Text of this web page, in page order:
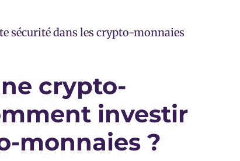
sécurité dans les crypto-monnaies
crypto-
investir
monnaies ?